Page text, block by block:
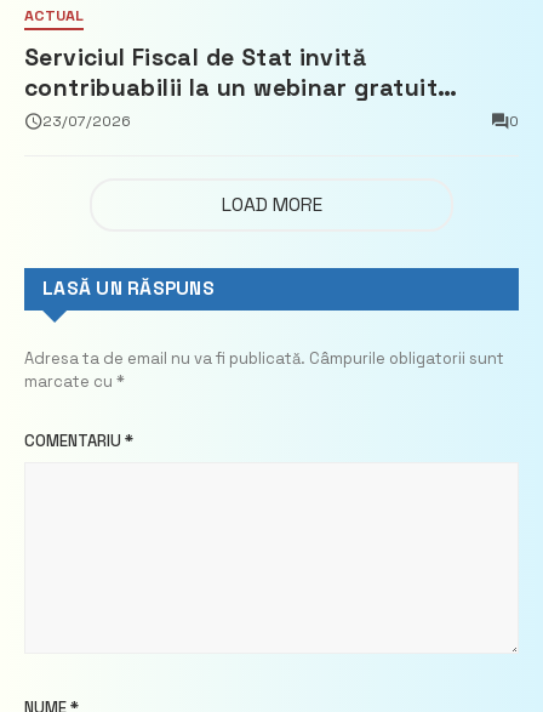
ACTUAL
Serviciul Fiscal de Stat invită
contribuabilii la un webinar gratuit
privind calculul impozitului pe bunurile
23/07/2026 0
LOAD MORE
LASĂ UN RĂSPUNS
Adresa ta de email nu va fi publicată. Câmpurile obligatorii sunt
marcate cu *
COMENTARIU *
NUME*